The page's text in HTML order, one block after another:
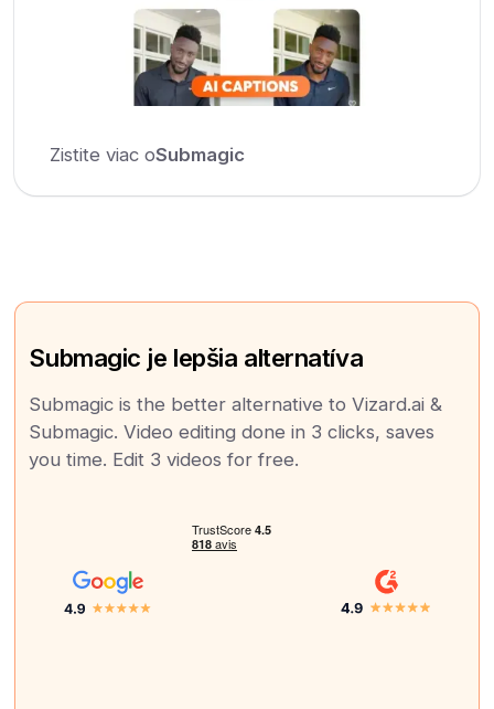
Zistite viac oSubmagic
Submagic je lepšia alternatíva
Submagic is the better alternative to Vizard.ai &
Submagic. Video editing done in 3 clicks, saves
you time. Edit 3 videos for free.